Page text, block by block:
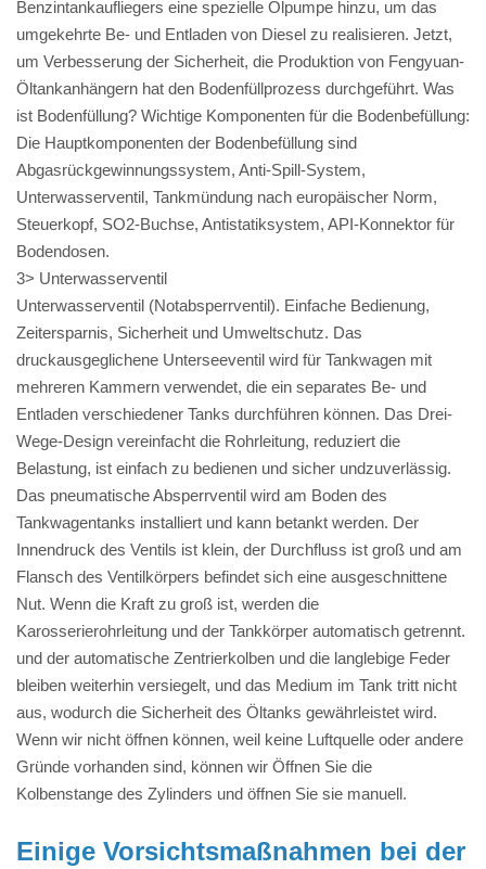
Benzintankaufliegers eine spezielle Ölpumpe hinzu, um das
umgekehrte Be- und Entladen von Diesel zu realisieren. Jetzt,
um Verbesserung der Sicherheit, die Produktion von Fengyuan-
Öltankanhängern hat den Bodenfüllprozess durchgeführt. Was
ist Bodenfüllung? Wichtige Komponenten für die Bodenbefüllung:
Die Hauptkomponenten der Bodenbefüllung sind
Abgasrückgewinnungssystem, Anti-Spill-System,
Unterwasserventil, Tankmündung nach europäischer Norm,
Steuerkopf, SO2-Buchse, Antistatiksystem, API-Konnektor für
Bodendosen.
3> Unterwasserventil
Unterwasserventil (Notabsperrventil). Einfache Bedienung,
Zeitersparnis, Sicherheit und Umweltschutz. Das
druckausgeglichene Unterseeventil wird für Tankwagen mit
mehreren Kammern verwendet, die ein separates Be- und
Entladen verschiedener Tanks durchführen können. Das Drei-
Wege-Design vereinfacht die Rohrleitung, reduziert die
Belastung, ist einfach zu bedienen und sicher undzuverlässig.
Das pneumatische Absperrventil wird am Boden des
Tankwagentanks installiert und kann betankt werden. Der
Innendruck des Ventils ist klein, der Durchfluss ist groß und am
Flansch des Ventilkörpers befindet sich eine ausgeschnittene
Nut. Wenn die Kraft zu groß ist, werden die
Karosserierohrleitung und der Tankkörper automatisch getrennt.
und der automatische Zentrierkolben und die langlebige Feder
bleiben weiterhin versiegelt, und das Medium im Tank tritt nicht
aus, wodurch die Sicherheit des Öltanks gewährleistet wird.
Wenn wir nicht öffnen können, weil keine Luftquelle oder andere
Gründe vorhanden sind, können wir Öffnen Sie die
Kolbenstange des Zylinders und öffnen Sie sie manuell.
Einige Vorsichtsmaßnahmen bei der